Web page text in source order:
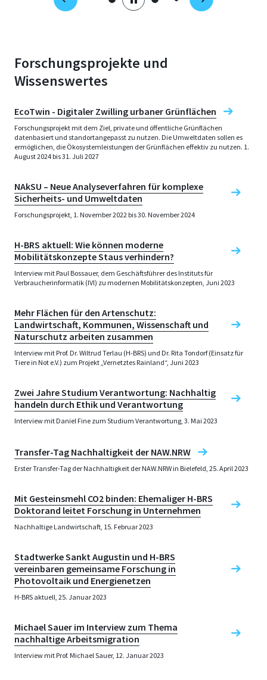
Forschungsprojekte und
Wissenswertes
EcoTwin - Digitaler Zwilling urbaner Grünflächen
Forschungsprojekt mit dem Ziel, private und öffentliche Grünflächen
datenbasiert und standortangepasst zu nutzen. Die Umweltdaten sollen es
ermöglichen, die Ökosystemleistungen der Grünflächen effektiv zu nutzen. 1.
August 2024 bis 31. Juli 2027
NAkSU – Neue Analyseverfahren für komplexe
Sicherheits- und Umweltdaten
Forschungsprojekt, 1. November 2022 bis 30. November 2024
H-BRS aktuell: Wie können moderne
Mobilitätskonzepte Staus verhindern?
Interview mit Paul Bossauer, dem Geschäftsführer des Instituts für
Verbraucherinformatik (IVI) zu modernen Mobilitätskonzepten, Juni 2023
Mehr Flächen für den Artenschutz:
Landwirtschaft, Kommunen, Wissenschaft und
Naturschutz arbeiten zusammen
Interview mit Prof. Dr. Wiltrud Terlau (H-BRS) und Dr. Rita Tondorf (Einsatz für
Tiere in Not e.V.) zum Projekt „Vernetztes Rainland“, Juni 2023
Zwei Jahre Studium Verantwortung: Nachhaltig
handeln durch Ethik und Verantwortung
Interview mit Daniel Fine zum Studium Verantwortung, 3. Mai 2023
Transfer-Tag Nachhaltigkeit der NAW.NRW
Erster Transfer-Tag der Nachhaltigkeit der NAW.NRW in Bielefeld, 25. April 2023
Mit Gesteinsmehl CO2 binden: Ehemaliger H-BRS
Doktorand leitet Forschung in Unternehmen
Nachhaltige Landwirtschaft, 15. Februar 2023
Stadtwerke Sankt Augustin und H-BRS
vereinbaren gemeinsame Forschung in
Photovoltaik und Energienetzen
H-BRS aktuell, 25. Januar 2023
Michael Sauer im Interview zum Thema
nachhaltige Arbeitsmigration
Interview mit Prof. Michael Sauer, 12. Januar 2023